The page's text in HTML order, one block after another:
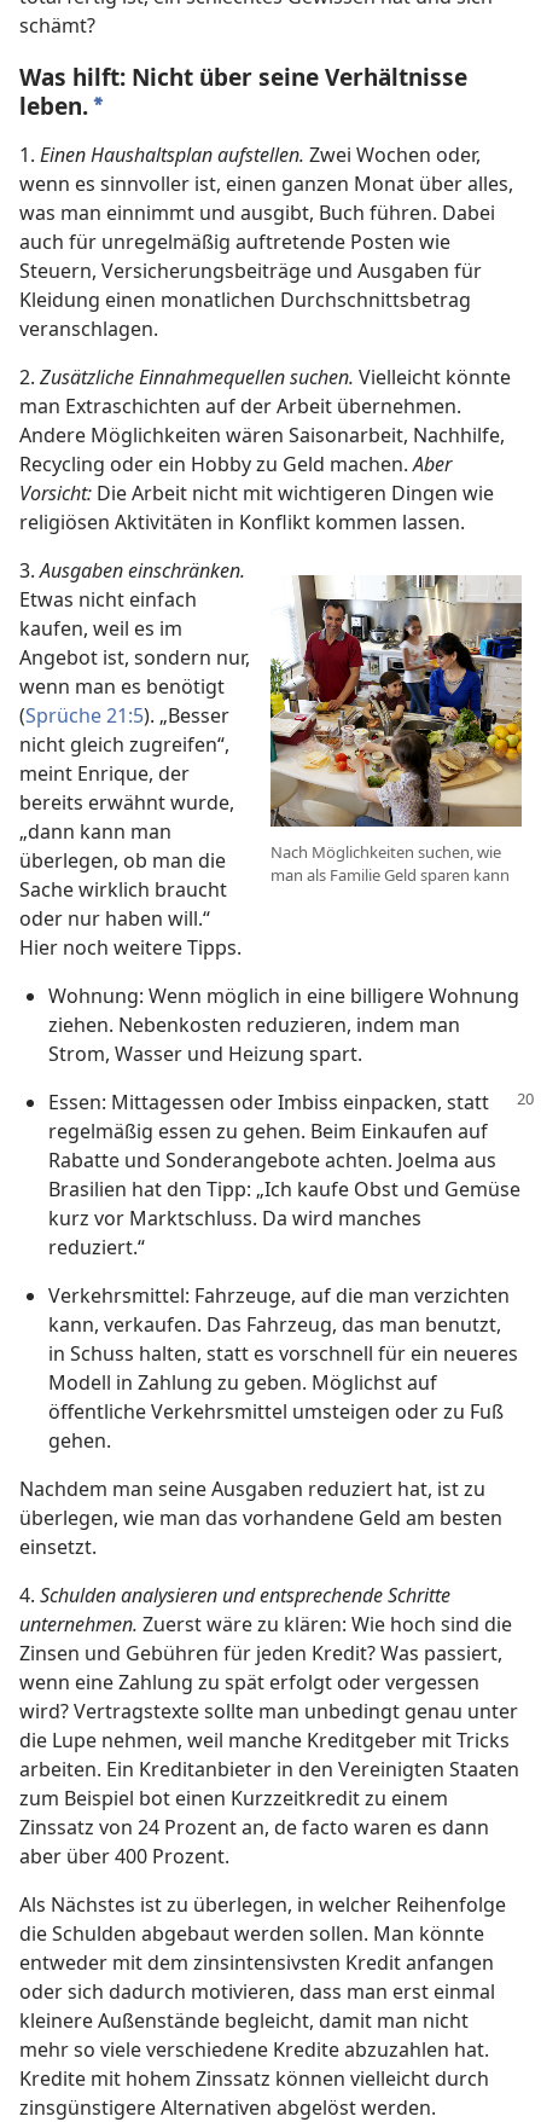
schämt?
Was hilft: Nicht über seine Verhältnisse
leben.*
1. Einen Haushaltsplan aufstellen. Zwei Wochen oder,
wenn es sinnvoller ist, einen ganzen Monat über alles,
was man einnimmt und ausgibt, Buch führen. Dabei
auch für unregelmäßig auftretende Posten wie
Steuern, Versicherungsbeiträge und Ausgaben für
Kleidung einen monatlichen Durchschnittsbetrag
veranschlagen.
2. Zusätzliche Einnahmequellen suchen. Vielleicht könnte
man Extraschichten auf der Arbeit übernehmen.
Andere Möglichkeiten wären Saisonarbeit, Nachhilfe,
Recycling oder ein Hobby zu Geld machen.Aber
Vorsicht: Die Arbeit nicht mit wichtigeren Dingen wie
religiösen Aktivitäten in Konflikt kommen lassen.
Nach Möglichkeiten suchen, wie
man als Familie Geld sparen kann
3.Ausgaben einschränken.
Etwas nicht einfach
kaufen, weil es im
Angebot ist, sondern nur,
wenn man es benötigt
(Sprüche 21:5). „Besser
nicht gleich zugreifen“,
meint Enrique, der
bereits erwähnt wurde,
„dann kann man
überlegen, ob man die
Sache wirklich braucht
oder nur haben will.“
Hier noch weitere Tipps.
Wohnung: Wenn möglich in eine billigere Wohnung
ziehen. Nebenkosten reduzieren, indem man
Strom, Wasser und Heizung spart.
Essen: Mittagessen oder Imbiss einpacken, statt
regelmäßig essen zu gehen. Beim Einkaufen auf
Rabatte und Sonderangebote achten. Joelma aus
Brasilien hat den Tipp: „Ich kaufe Obst und Gemüse
kurz vor Marktschluss. Da wird manches
reduziert.“
Verkehrsmittel: Fahrzeuge, auf die man verzichten
kann, verkaufen. Das Fahrzeug, das man benutzt,
in Schuss halten, statt es vorschnell für ein neueres
Modell in Zahlung zu geben. Möglichst auf
öffentliche Verkehrsmittel umsteigen oder zu Fuß
gehen.
Nachdem man seine Ausgaben reduziert hat, ist zu
überlegen, wie man das vorhandene Geld am besten
einsetzt.
4. Schulden analysieren und entsprechende Schritte
unternehmen. Zuerst wäre zu klären: Wie hoch sind die
Zinsen und Gebühren für jeden Kredit? Was passiert,
wenn eine Zahlung zu spät erfolgt oder vergessen
wird? Vertragstexte sollte man unbedingt genau unter
die Lupe nehmen, weil manche Kreditgeber mit Tricks
arbeiten. Ein Kreditanbieter in den Vereinigten Staaten
zum Beispiel bot einen Kurzzeitkredit zu einem
Zinssatz von 24 Prozent an, de facto waren es dann
aber über 400 Prozent.
Als Nächstes ist zu überlegen, in welcher Reihenfolge
die Schulden abgebaut werden sollen. Man könnte
entweder mit dem zinsintensivsten Kredit anfangen
oder sich dadurch motivieren, dass man erst einmal
kleinere Außenstände begleicht, damit man nicht
mehr so viele verschiedene Kredite abzuzahlen hat.
Kredite mit hohem Zinssatz können vielleicht durch
zinsgünstigere Alternativen abgelöst werden.